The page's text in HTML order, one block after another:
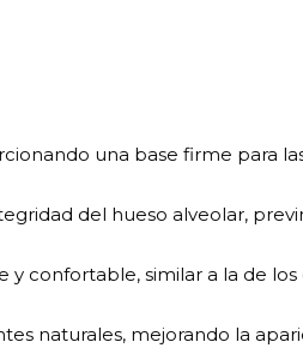
una base firme para
del hueso alveolar,
confortable, similar a la de los
naturales, mejorando la